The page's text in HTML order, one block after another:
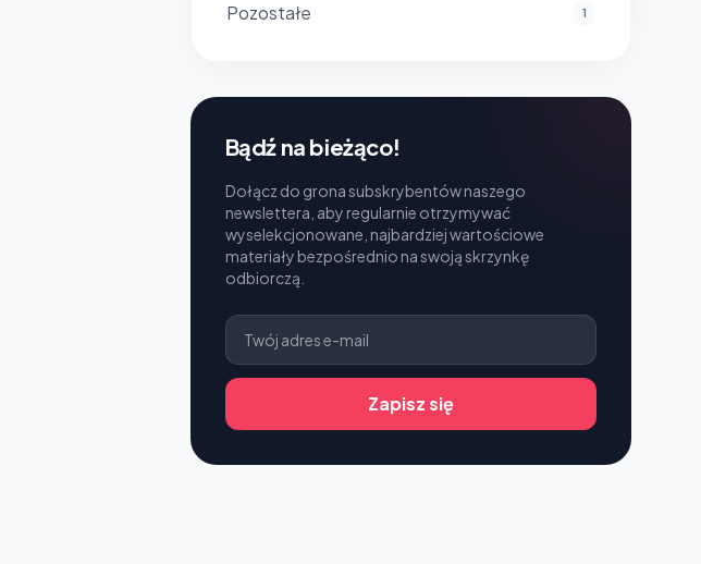
Pozostałe 1
Bądź na bieżąco!
Dołącz do grona subskrybentów naszego
newslettera, aby regularnie otrzymywać
wyselekcjonowane, najbardziej wartościowe
materiały bezpośrednio na swoją skrzynkę
odbiorczą.
Zapisz się